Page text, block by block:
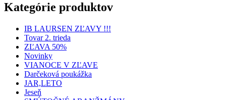
Kategórie produktov
IB LAURSEN ZĽAVY !!!
Tovar 2. trieda
ZĽAVA 50%
Novinky
VIANOCE V ZĽAVE
Darčeková poukážka
JAR,LETO
Jeseň